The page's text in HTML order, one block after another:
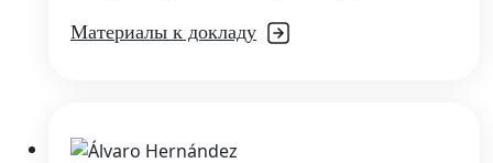
Материалы к докладу